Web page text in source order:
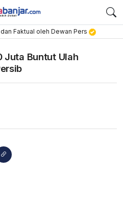
Faktual oleh Dewan Pers
Juta Buntut Ulah